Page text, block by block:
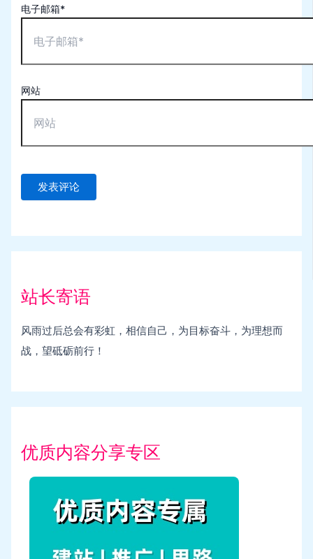
电子邮箱*
网站
站长寄语
风雨过后总会有彩虹，相信自己，为目标奋斗，为理想而
战，望砥砺前行！
优质内容分享专区